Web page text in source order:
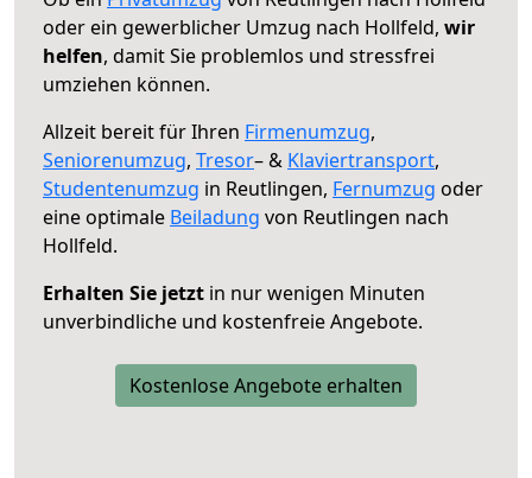
oder ein gewerblicher Umzug nach Hollfeld, wir
helfen, damit Sie problemlos und stressfrei
umziehen können.
Allzeit bereit für Ihren Firmenumzug,
Seniorenumzug, Tresor– & Klaviertransport,
Studentenumzug in Reutlingen, Fernumzug oder
eine optimale Beiladung von Reutlingen nach
Hollfeld.
Erhalten Sie jetzt in nur wenigen Minuten
unverbindliche und kostenfreie Angebote.
Kostenlose Angebote erhalten